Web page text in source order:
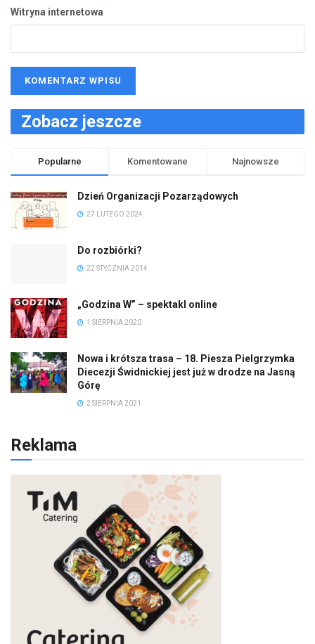
Witryna internetowa
Zobacz jeszcze
Popularne Komentowane Najnowsze
Dzień Organizacji Pozarządowych
27 LUTEGO 2024
Do rozbiórki?
22 STYCZNIA 2014
„Godzina W” – spektakl online
1 SIERPNIA 2020
Nowa i krótsza trasa – 18. Piesza Pielgrzymka
Diecezji Świdnickiej jest już w drodze na Jasną
Górę
2 SIERPNIA 2021
Reklama